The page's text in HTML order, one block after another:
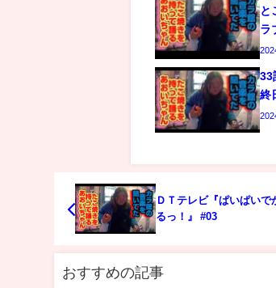
と
ラ
33
終
ＤＴテレビ『ぱいぱい
るっ！』 #03
おすすめの記事